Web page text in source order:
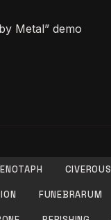
Metal” demo
CIVEROUS
FUNEBRARUM